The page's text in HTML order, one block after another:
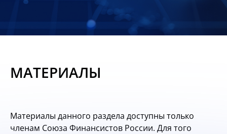
Материалы
опытом
МАТЕРИАЛЫ
Материалы данного раздела доступны только
членам Союза Финансистов России. Для того